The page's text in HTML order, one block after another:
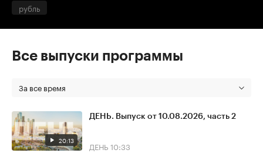
рубль
Все выпуски программы
За все время
20:13
ДЕНЬ. Выпуск от 10.08.2026, часть 2
ДЕНЬ 10:33